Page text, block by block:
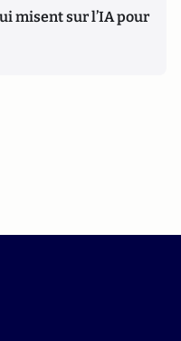
misent sur l’IA pour